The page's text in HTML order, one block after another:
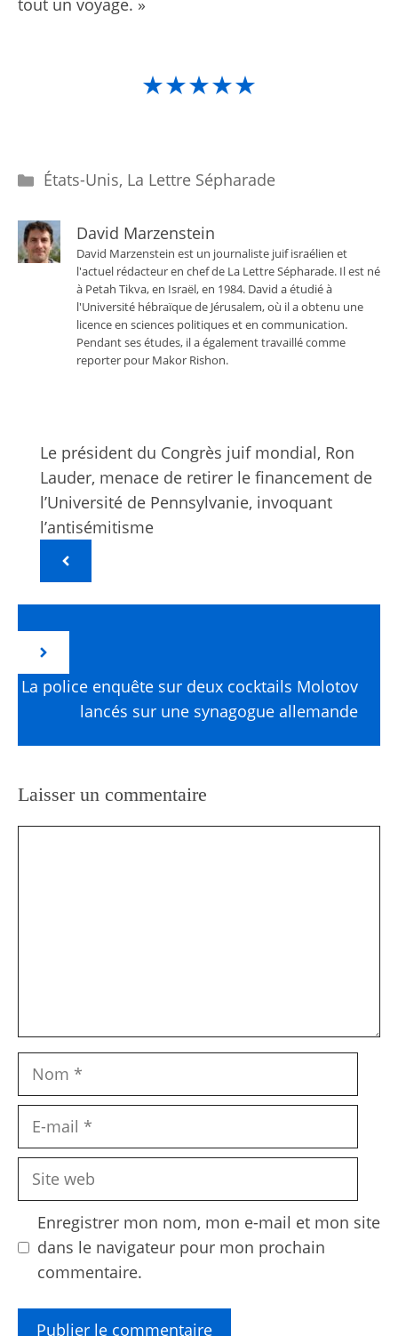
tout un voyage. »
★★★★★
Catégories
États-Unis, La Lettre Sépharade
David Marzenstein
David Marzenstein est un journaliste juif israélien et
l'actuel rédacteur en chef de La Lettre Sépharade. Il est né
à Petah Tikva, en Israël, en 1984. David a étudié à
l'Université hébraïque de Jérusalem, où il a obtenu une
licence en sciences politiques et en communication.
Pendant ses études, il a également travaillé comme
reporter pour Makor Rishon.
Le président du Congrès juif mondial, Ron
Lauder, menace de retirer le financement de
l’Université de Pennsylvanie, invoquant
l’antisémitisme
La police enquête sur deux cocktails Molotov
lancés sur une synagogue allemande
Laisser un commentaire
Nom
Site
Enregistrer mon nom, mon e-mail et mon site
dans le navigateur pour mon prochain
commentaire.